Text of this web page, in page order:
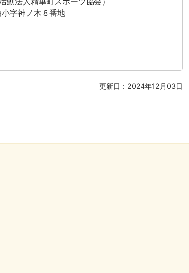
字神ノ木８番地
更新日：2024年12月03日